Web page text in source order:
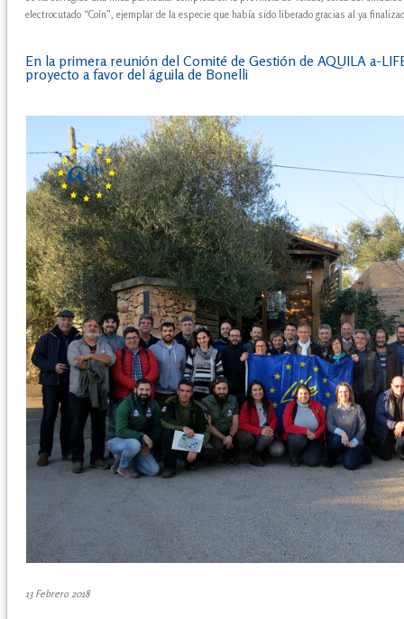
electrocutado “Coín”, ejemplar de la especie que había sido liberado gracias al ya
En la primera reunión del Comité de Gestión de AQUILA a-
proyecto a favor del águila de Bonelli
13 Febrero 2018